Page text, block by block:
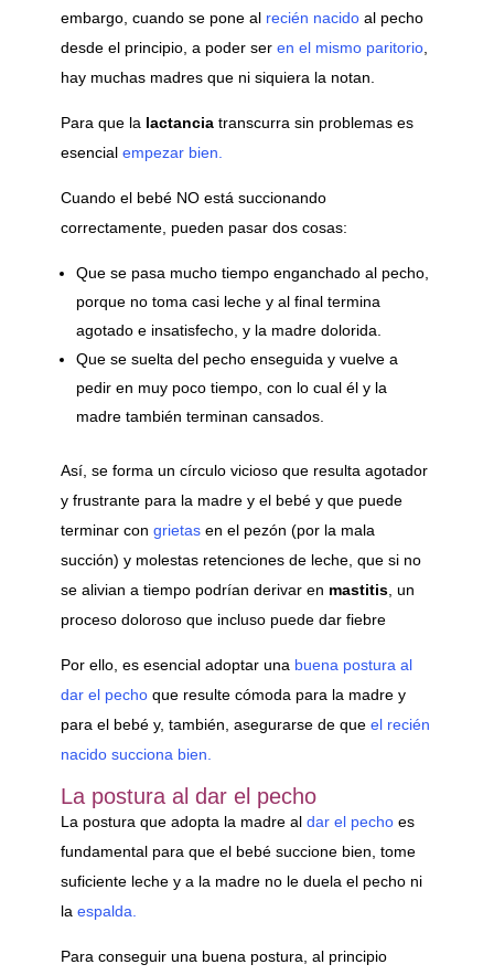
embargo, cuando se pone al recién nacidoal pecho
desde el principio, a poder ser en el mismo paritorio,
hay muchas madres que ni siquiera la notan.
Para que la lactanciatranscurra sin problemas es
esencial empezar bien.
Cuando el bebé NO está succionando
correctamente, pueden pasar dos cosas:
Que se pasa mucho tiempo enganchado al pecho,
porque no toma casi leche y al final termina
agotado e insatisfecho, y la madre dolorida.
Que se suelta del pecho enseguida y vuelve a
pedir en muy poco tiempo, con lo cual él y la
madre también terminan cansados.
Así, se forma un círculo vicioso que resulta agotador
y frustrante para la madre y el bebé y que puede
terminar con grietasen el pezón (por la mala
succión) y molestas retenciones de leche, que si no
se alivian a tiempo podrían derivar en mastitis, un
proceso doloroso que incluso puede dar fiebre
Por ello, es esencial adoptar una buena postura al
dar el pechoque resulte cómoda para la madre y
para el bebé y, también, asegurarse de que el recién
nacido succiona bien.
La postura al dar el pecho
La postura que adopta la madre al dar el pechoes
fundamental para que el bebé succione bien, tome
suficiente leche y a la madre no le duela el pecho ni
la espalda.
Para conseguir una buena postura, al principio